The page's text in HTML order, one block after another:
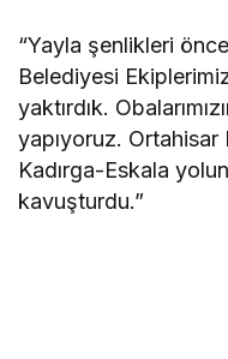
“Yayla şenlikleri
Belediyesi
yaktırdık.
yapıyoruz.
Kadırga-Eskala
kavuşturdu.”